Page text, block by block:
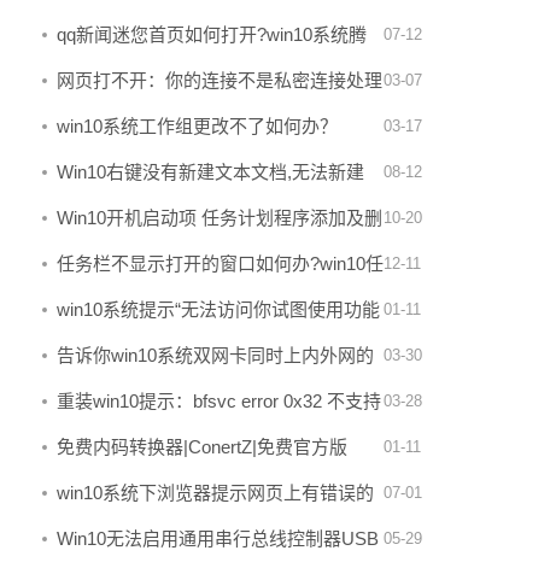
如何办？
qq新闻迷您首页如何打开?win10系统腾
讯迷您首页打不开的处理办法
07-12
网页打不开：你的连接不是私密连接处理
办法
03-07
win10系统工作组更改不了如何办？ 03-17
Win10右键没有新建文本文档,无法新建
TXT文件的修复办法
08-12
Win10开机启动项 任务计划程序添加及删
除办法
10-20
任务栏不显示打开的窗口如何办?win10任
务栏看不到打开的程序标签
12-11
win10系统提示“无法访问你试图使用功能
所在的网络位置”的处理
01-11
告诉你win10系统双网卡同时上内外网的
配置办法
03-30
重装win10提示：bfsvc error 0x32 不支持
该请求 该如何办？
03-28
免费内码转换器|ConertZ|免费官方版
v1.956绿色独立版
01-11
win10系统下浏览器提示网页上有错误的
处理办法
07-01
Win10无法启用通用串行总线控制器USB 05-29